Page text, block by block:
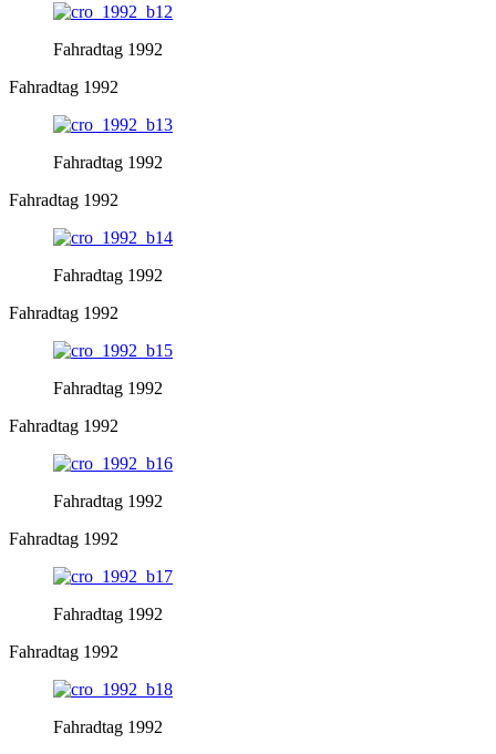
Fahradtag 1992
Fahradtag 1992
Fahradtag 1992
Fahradtag 1992
Fahradtag 1992
Fahradtag 1992
Fahradtag 1992
Fahradtag 1992
Fahradtag 1992
Fahradtag 1992
Fahradtag 1992
Fahradtag 1992
Fahradtag 1992